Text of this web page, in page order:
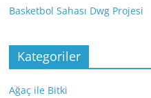
Basketbol Sahası Dwg Projesi
Kategoriler
Ağaç ile Bitki